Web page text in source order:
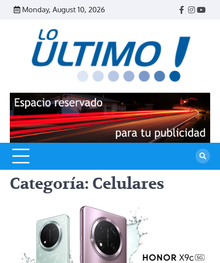
Skip
Monday, August 10, 2026
Facebook
Categoría: Celulares